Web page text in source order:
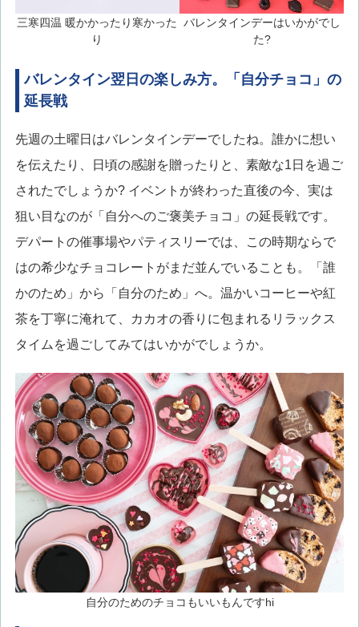
三寒四温 暖かかったり寒かった
り
バレンタインデーはいかがでし
た?
バレンタイン翌日の楽しみ方。「自分チョコ」の
延長戦
先週の土曜日はバレンタインデーでしたね。誰かに想い
を伝えたり、日頃の感謝を贈ったりと、素敵な1日を過ご
されたでしょうか? イベントが終わった直後の今、実は
狙い目なのが「自分へのご褒美チョコ」の延長戦です。
デパートの催事場やパティスリーでは、この時期ならで
はの希少なチョコレートがまだ並んでいることも。「誰
かのため」から「自分のため」へ。温かいコーヒーや紅
茶を丁寧に淹れて、カカオの香りに包まれるリラックス
タイムを過ごしてみてはいかがでしょうか。
自分のためのチョコもいいもんですhi